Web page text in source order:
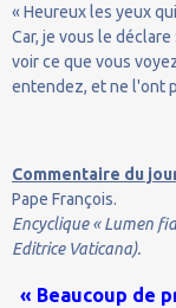
« Heureux les yeux
Car, je vous le
voir ce que vous
entendez, et ne l'ont
Commentaire du
Pape François.
Encyclique « Lumen
Editrice Vaticana).
« Beaucoup de